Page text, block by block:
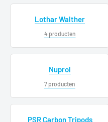
Lothar Walther
4 producten
Nuprol
7 producten
PSR Carbon Tripods